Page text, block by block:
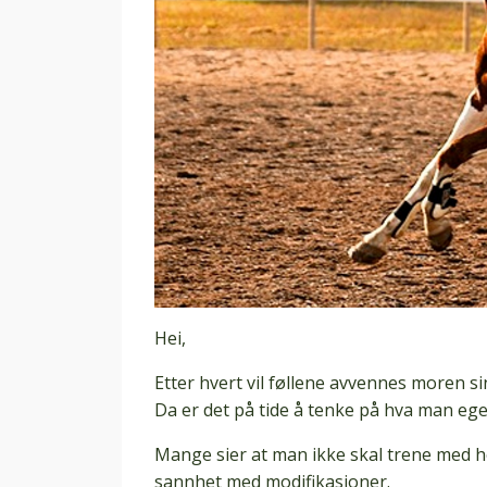
Hei,
Etter hvert vil føllene avvennes moren
Da er det på tide å tenke på hva man
Mange sier at man ikke skal trene med
sannhet med modifikasjoner.